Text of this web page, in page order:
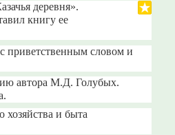
деревня».
книгу ее
приветственным словом и
автора М.Д. Голубых.
хозяйства и быта